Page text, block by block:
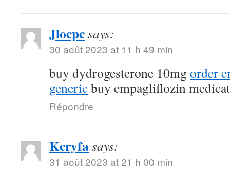
Jlocpcsays:
30 août 2023 at 11 h 49 min
buy dydrogesterone 10mg order
genericbuy empagliflozin
Répondre
Kcryfasays:
31 août 2023 at 21 h 00 min